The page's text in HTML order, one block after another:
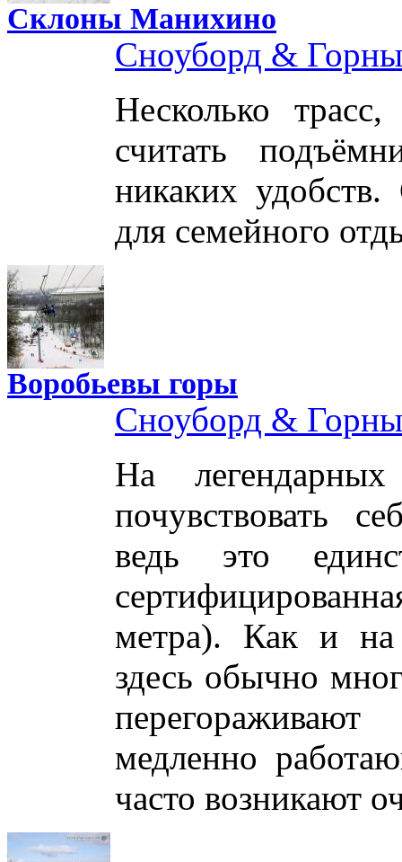
Склоны Манихино
Сноуборд &
Несколько
считать
никаких
для семейного
Воробьевы горы
Сноуборд &
На
почувствовать
ведь это
метра). Как и на
здесь обычно
медленно
часто возникают